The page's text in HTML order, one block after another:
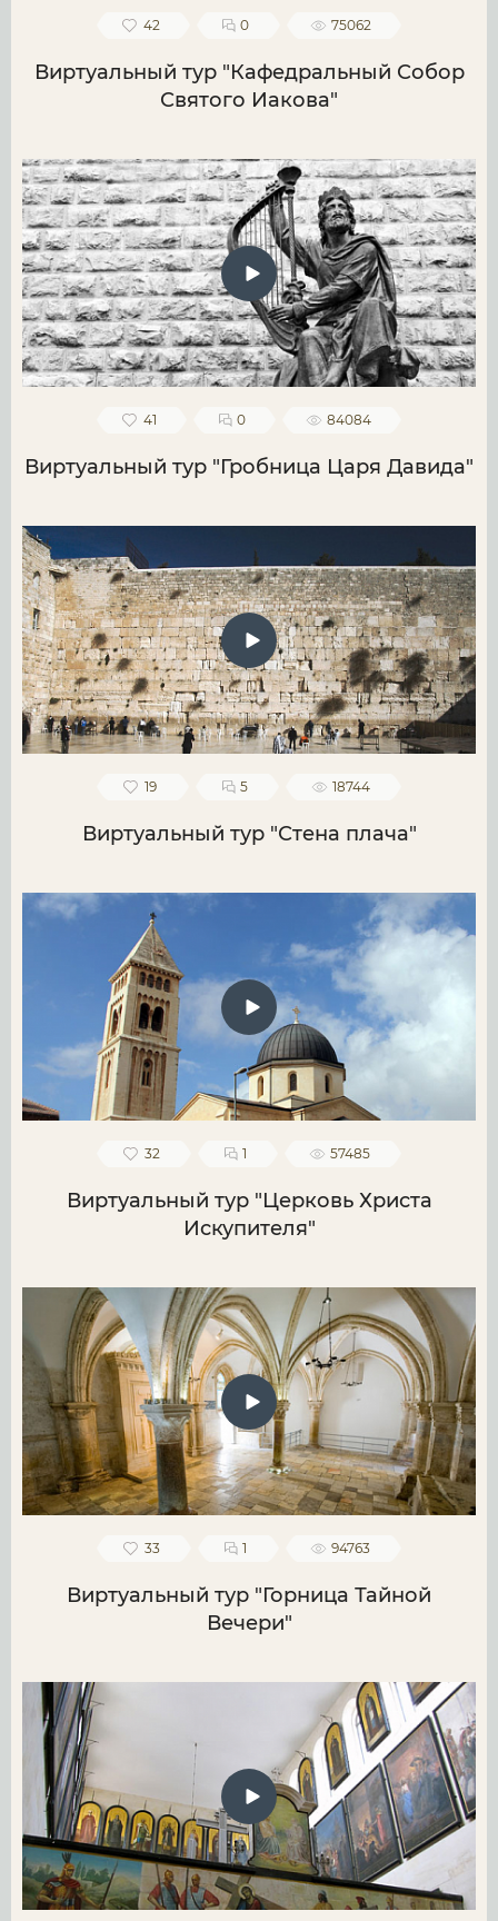
42 0 75062
Виртуальный тур "Кафедральный Собор
Святого Иакова"
41 0 84084
Виртуальный тур "Гробница Царя Давида"
19 5 18744
Виртуальный тур "Стена плача"
32 1 57485
Виртуальный тур "Церковь Христа
Искупителя"
33 1 94763
Виртуальный тур "Горница Тайной
Вечери"